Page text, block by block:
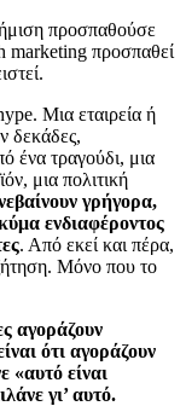
προσπαθούσε
marketing προσπαθεί
Μια εταιρεία ή
δεκάδες,
ένα τραγούδι, μια
μια πολιτική
γρήγορα,
ενδιαφέροντος
. Από εκεί και πέρα,
Μόνο που το
αγοράζουν
ότι αγοράζουν
«αυτό είναι
γι’ αυτό.